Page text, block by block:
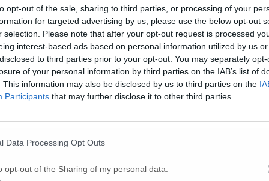
opt-out of the sale, sharing to third parties, or processing of your
for targeted advertising by us, please use the below opt-out
selection. Please note that after your opt-out request is processed
interest-based ads based on personal information utilized by us
to third parties prior to your opt-out. You may separately
of your personal information by third parties on the IAB’s list of
This information may also be disclosed by us to third parties on the
Participants that may further disclose it to other third parties.
Data Processing Opt Outs
opt-out of the Sharing of my personal data.
hanno riguardato la solidità finanziaria dell’operazione.
le iniziative presentate nel dossier e sulla loro distribuzione tra
ribadiva che la programmazione è in corso ma di non
le variazioni di bilancio per formalizzare gli stanziamenti.
delineando
un quadro di sinergie con società partecipate,
garantire che il progetto non dipenda esclusivamente dalle risorse
locale.